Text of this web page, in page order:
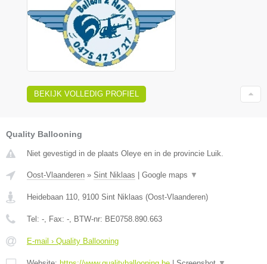
BEKIJK VOLLEDIG PROFIEL
Quality Ballooning
Niet gevestigd in de plaats Oleye en in de provincie Luik.
Oost-Vlaanderen » Sint Niklaas Google maps ▼
Heidebaan 110, 9100 Sint Niklaas (Oost-Vlaanderen)
Tel: -, Fax: -, BTW-nr: BE0758.890.663
E-mail › Quality Ballooning